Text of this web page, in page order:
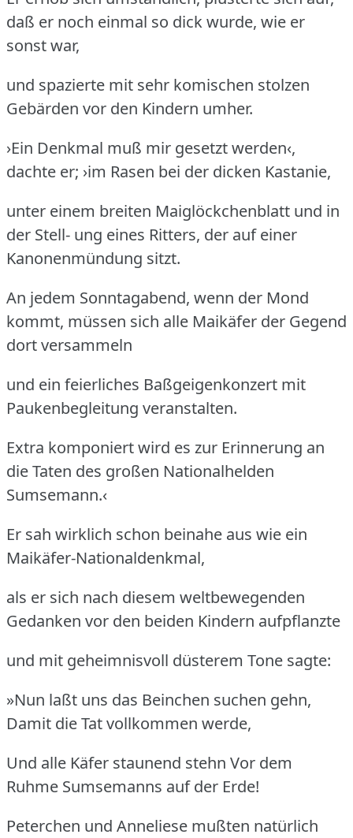
daß er noch einmal so dick wurde, wie er
sonst war,
und spazierte mit sehr komischen stolzen
Gebärden vor den Kindern umher.
›Ein Denkmal muß mir gesetzt werden‹,
dachte er; ›im Rasen bei der dicken Kastanie,
unter einem breiten Maiglöckchenblatt und in
der Stell- ung eines Ritters, der auf einer
Kanonenmündung sitzt.
An jedem Sonntagabend, wenn der Mond
kommt, müssen sich alle Maikäfer der Gegend
dort versammeln
und ein feierliches Baßgeigenkonzert mit
Paukenbegleitung veranstalten.
Extra komponiert wird es zur Erinnerung an
die Taten des großen Nationalhelden
Sumsemann.‹
Er sah wirklich schon beinahe aus wie ein
Maikäfer-Nationaldenkmal,
als er sich nach diesem weltbewegenden
Gedanken vor den beiden Kindern aufpflanzte
und mit geheimnisvoll düsterem Tone sagte:
»Nun laßt uns das Beinchen suchen gehn,
Damit die Tat vollkommen werde,
Und alle Käfer staunend stehn Vor dem
Ruhme Sumsemanns auf der Erde!
Peterchen und Anneliese mußten natürlich